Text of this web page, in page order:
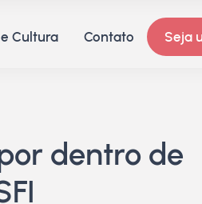
Cultura Contato Seja
dentro de